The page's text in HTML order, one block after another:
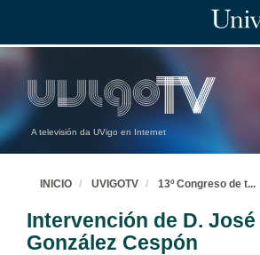
A televisión da UVigo en Internet
INICIO UVIGOTV 13º Congreso de t...
Intervención de D.
González Cespón